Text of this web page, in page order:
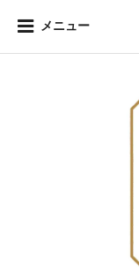
メニュー